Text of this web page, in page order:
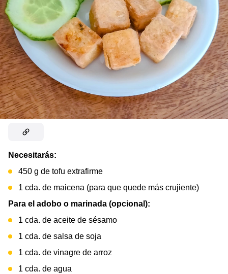
Necesitarás:
450 g de tofu extrafirme
1 cda. de maicena (para que quede más crujiente)
Para el adobo o marinada (opcional):
1 cda. de aceite de sésamo
1 cda. de salsa de soja
1 cda. de vinagre de arroz
1 cda. de agua